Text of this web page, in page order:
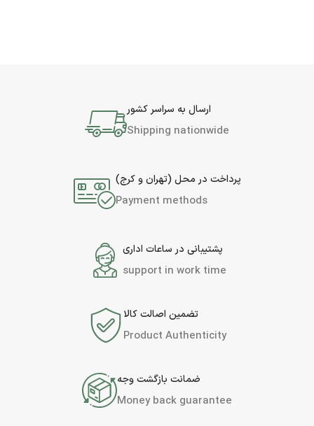
ارسال به سراسر کشور
Shipping nationwide
پرداخت در محل (تهران و کرج)
Payment methods
پشتیبانی در ساعات اداری
support in work time
تضمین اصالت کالا
Product Authenticity
ضمانت بازگشت وجه
Money back guarantee